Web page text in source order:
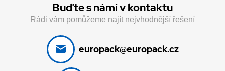
Buďte s námi v kontaktu
Rádi vám pomůžeme najít nejvhodnější řešení
europack@europack.cz